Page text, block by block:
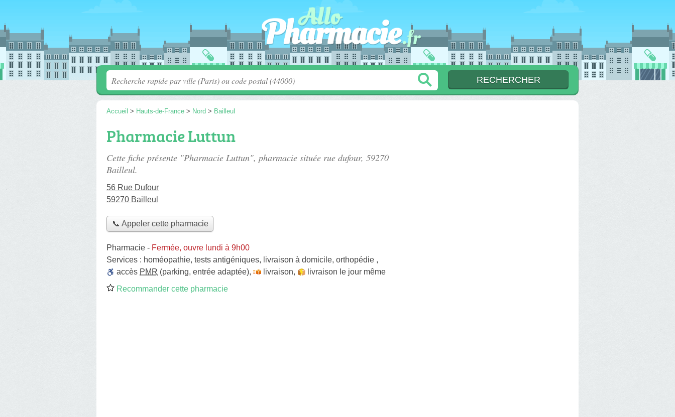
Accueil > Hauts-de-France > Nord > Bailleul
Pharmacie Luttun
Cette fiche présente "Pharmacie Luttun", pharmacie située rue dufour, 59270
Bailleul.
56 Rue Dufour
59270 Bailleul
📞 Appeler cette pharmacie
Pharmacie - Fermée, ouvre lundi à 9h00
Services : homéopathie, tests antigéniques, livraison à domicile, orthopédie ,
accès PMR (parking, entrée adaptée), livraison,
livraison le jour même
Recommander cette pharmacie